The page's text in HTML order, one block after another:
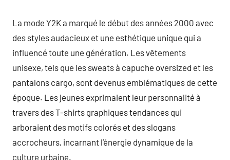
La mode Y2K a marqué le début des années 2000 avec
des styles audacieux et une esthétique unique qui a
influencé toute une génération. Les vêtements
unisexe, tels que les sweats à capuche oversized et les
pantalons cargo, sont devenus emblématiques de cette
époque. Les jeunes exprimaient leur personnalité à
travers des T-shirts graphiques tendances qui
arboraient des motifs colorés et des slogans
accrocheurs, incarnant l’énergie dynamique de la
culture urbaine.